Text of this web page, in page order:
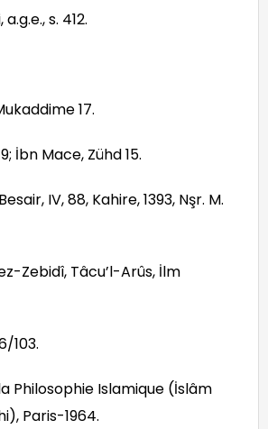
a.g.e., s. 412.
17.
İbn Mace, Zühd 15.
IV, 88, Kahire, 1393, Nşr. M.
Zebidî, Tâcu’l-Arûs, İlm
103.
Philosophie Islamique (İslâm
Paris-1964.